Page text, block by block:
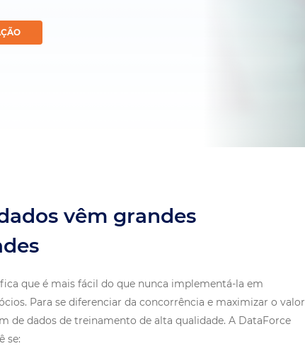
vêm grandes
que é mais fácil do que nunca implementá-la em
Para se diferenciar da concorrência e maximizar o valor
de dados de treinamento de alta qualidade. A DataForce
se: